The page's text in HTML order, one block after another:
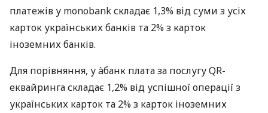
платежів у monobank складає 1,3% від суми з усіх
карток українських банків та 2% з карток
іноземних банків.
Для порівняння, у àбанк плата за послугу QR-
еквайринга складає 1,2% від успішної операції з
українських карток та 2% з карток іноземних